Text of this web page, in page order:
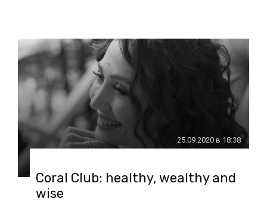
25.09.2020 в 18:38
Coral Club: healthy, wealthy and
wise